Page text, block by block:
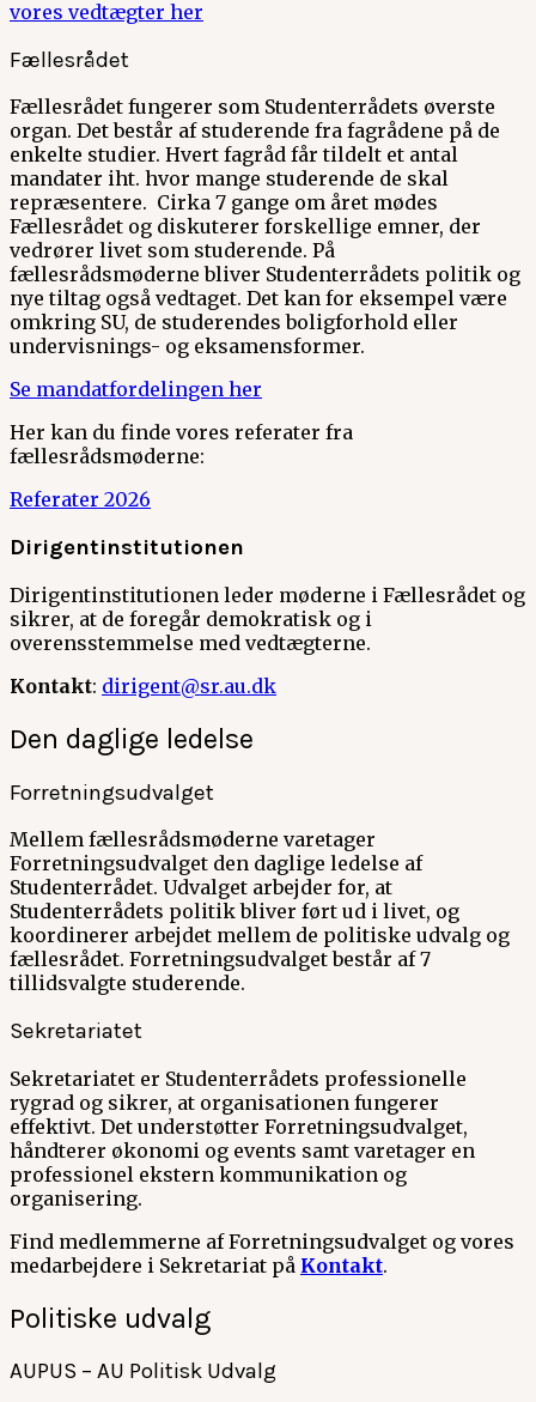
vores vedtægter her
Fællesrådet
Fællesrådet fungerer som Studenterrådets øverste
organ. Det består af studerende fra fagrådene på de
enkelte studier. Hvert fagråd får tildelt et antal
mandater iht. hvor mange studerende de skal
repræsentere. Cirka 7 gange om året mødes
Fællesrådet og diskuterer forskellige emner, der
vedrører livet som studerende. På
fællesrådsmøderne bliver Studenterrådets politik og
nye tiltag også vedtaget. Det kan for eksempel være
omkring SU, de studerendes boligforhold eller
undervisnings- og eksamensformer.
Se mandatfordelingen her
Her kan du finde vores referater fra
fællesrådsmøderne:
Referater 2026
Dirigentinstitutionen
Dirigentinstitutionen leder møderne i Fællesrådet og
sikrer, at de foregår demokratisk og i
overensstemmelse med vedtægterne.
Kontakt: dirigent@sr.au.dk
Den daglige ledelse
Forretningsudvalget
Mellem fællesrådsmøderne varetager
Forretningsudvalget den daglige ledelse af
Studenterrådet. Udvalget arbejder for, at
Studenterrådets politik bliver ført ud i livet, og
koordinerer arbejdet mellem de politiske udvalg og
fællesrådet. Forretningsudvalget består af 7
tillidsvalgte studerende.
Sekretariatet
Sekretariatet er Studenterrådets professionelle
rygrad og sikrer, at organisationen fungerer
effektivt. Det understøtter Forretningsudvalget,
håndterer økonomi og events samt varetager en
professionel ekstern kommunikation og
organisering.
Find medlemmerne af Forretningsudvalget og vores
medarbejdere i Sekretariat på Kontakt.
Politiske udvalg
AUPUS – AU Politisk Udvalg